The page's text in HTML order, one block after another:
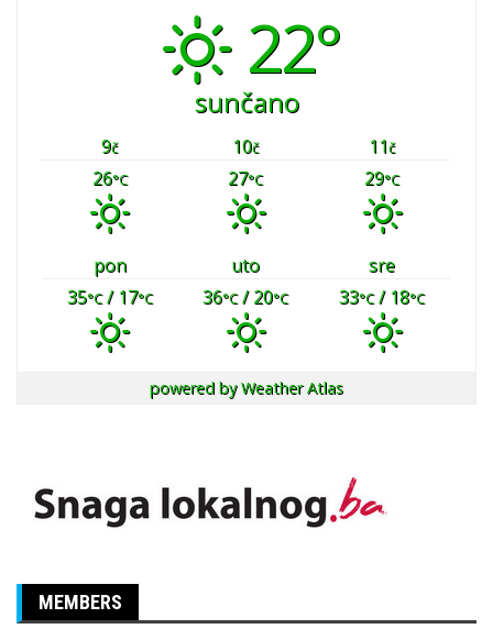
22°
sunčano
9č 10č 11č
26°C 27°C 29°C
pon uto
sre
35°C/ 17°C 36°C/ 20°C 33°C/ 18°C
powered byWeather Atlas
MEMBERS